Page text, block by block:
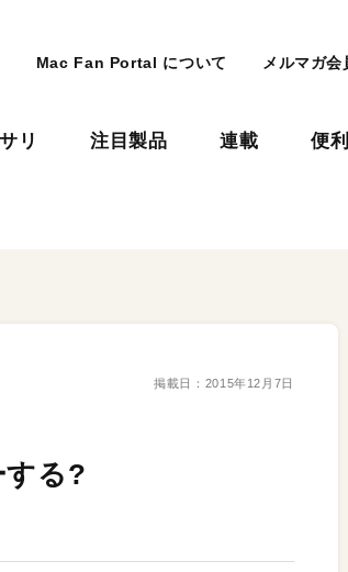
Mac Fan Portal について メルマガ会
リ 注目製品 連載 便
掲載日： 2015年12月7日
する?